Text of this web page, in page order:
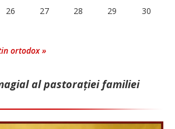
26 27 28 29
30
ortodox »
al pastorației familiei